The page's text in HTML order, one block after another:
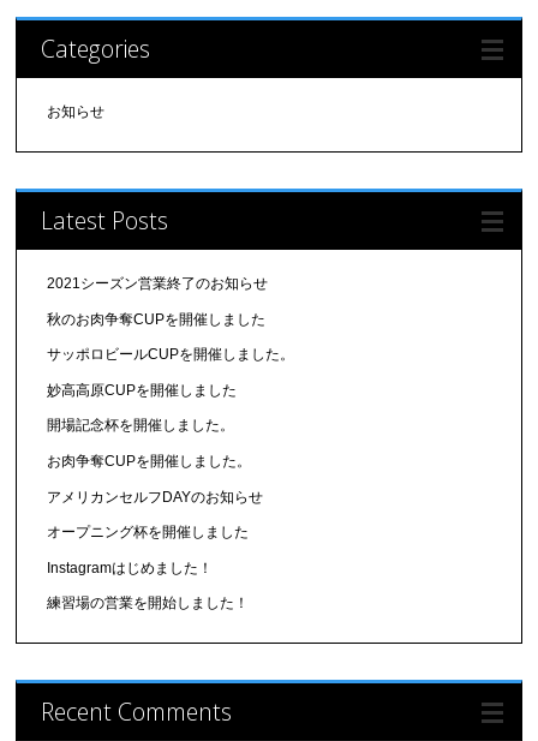
Categories
お知らせ
Latest Posts
2021シーズン営業終了のお知らせ
秋のお肉争奪CUPを開催しました
サッポロビールCUPを開催しました。
妙高高原CUPを開催しました
開場記念杯を開催しました。
お肉争奪CUPを開催しました。
アメリカンセルフDAYのお知らせ
オープニング杯を開催しました
Instagramはじめました！
練習場の営業を開始しました！
Recent Comments